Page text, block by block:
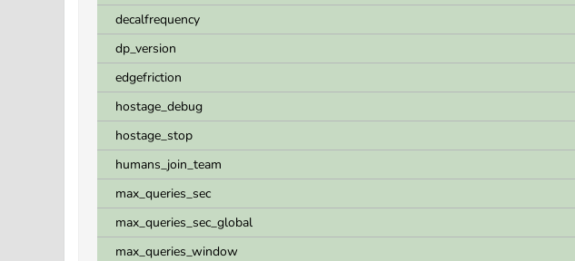
decalfrequency
dp_version
edgefriction
hostage_debug
hostage_stop
humans_join_team
max_queries_sec
max_queries_sec_global
max_queries_window